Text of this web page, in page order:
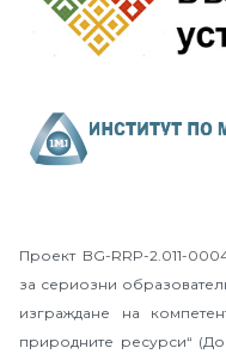
Проект BG-RRP-2.011-
за сериозни
изграждане на
природните ресурси“